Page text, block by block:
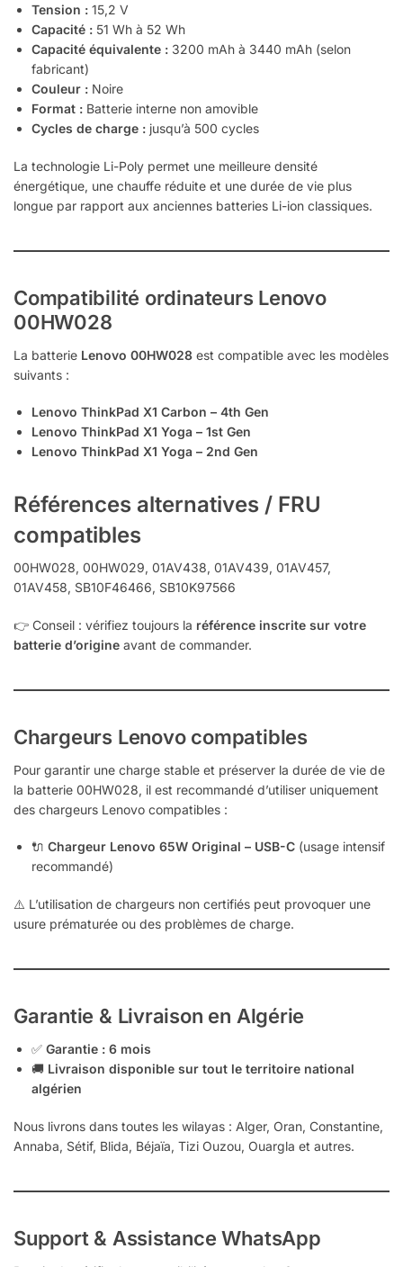
Tension : 15,2 V
Capacité : 51 Wh à 52 Wh
Capacité équivalente : 3200 mAh à 3440 mAh (selon
fabricant)
Couleur : Noire
Format : Batterie interne non amovible
Cycles de charge : jusqu’à 500 cycles
La technologie Li-Poly permet une meilleure densité
énergétique, une chauffe réduite et une durée de vie plus
longue par rapport aux anciennes batteries Li-ion classiques.
Compatibilité ordinateurs Lenovo
00HW028
La batterie Lenovo 00HW028 est compatible avec les modèles
suivants :
Lenovo ThinkPad X1 Carbon – 4th Gen
Lenovo ThinkPad X1 Yoga – 1st Gen
Lenovo ThinkPad X1 Yoga – 2nd Gen
Références alternatives / FRU
compatibles
00HW028, 00HW029, 01AV438, 01AV439, 01AV457,
01AV458, SB10F46466, SB10K97566
👉 Conseil : vérifiez toujours la référence inscrite sur votre
batterie d’origine avant de commander.
Chargeurs Lenovo compatibles
Pour garantir une charge stable et préserver la durée de vie de
la batterie 00HW028, il est recommandé d’utiliser uniquement
des chargeurs Lenovo compatibles :
🔌 Chargeur Lenovo 65W Original – USB-C (usage intensif
recommandé)
⚠️ L’utilisation de chargeurs non certifiés peut provoquer une
usure prématurée ou des problèmes de charge.
Garantie & Livraison en Algérie
✅ Garantie : 6 mois
🚚 Livraison disponible sur tout le territoire national
algérien
Nous livrons dans toutes les wilayas : Alger, Oran, Constantine,
Annaba, Sétif, Blida, Béjaïa, Tizi Ouzou, Ouargla et autres.
Support & Assistance WhatsApp